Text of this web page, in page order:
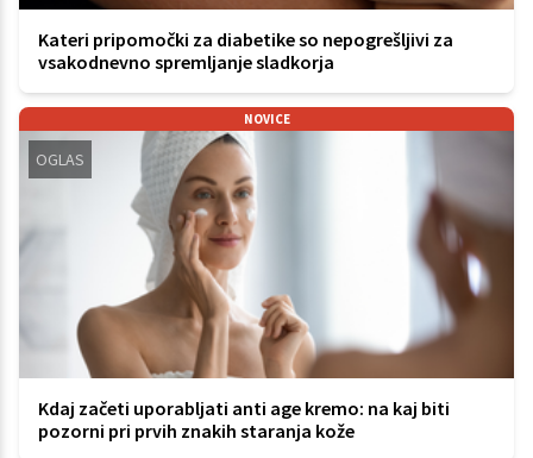
Kateri pripomočki za diabetike so nepogrešljivi za
vsakodnevno spremljanje sladkorja
NOVICE
OGLAS
Kdaj začeti uporabljati anti age kremo: na kaj biti
pozorni pri prvih znakih staranja kože